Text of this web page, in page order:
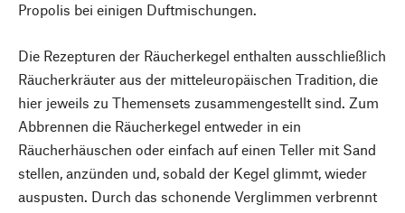
Propolis bei einigen Duftmischungen.
Die Rezepturen der Räucherkegel enthalten ausschließlich
Räucherkräuter aus der mitteleuropäischen Tradition, die
hier jeweils zu Themensets zusammengestellt sind. Zum
Abbrennen die Räucherkegel entweder in ein
Räucherhäuschen oder einfach auf einen Teller mit Sand
stellen, anzünden und, sobald der Kegel glimmt, wieder
auspusten. Durch das schonende Verglimmen verbrennt